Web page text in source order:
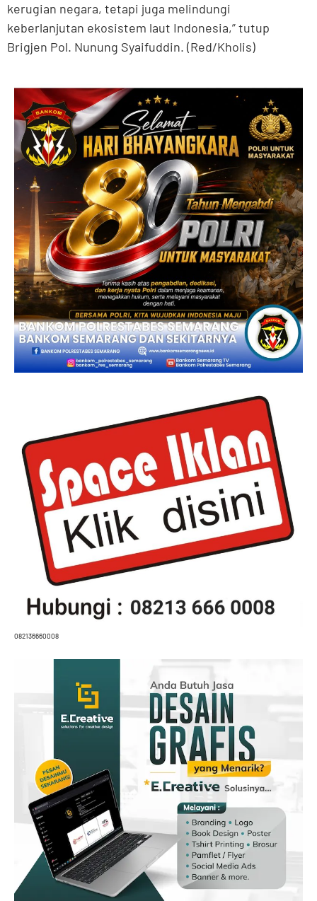
kerugian negara, tetapi juga melindungi
keberlanjutan ekosistem laut Indonesia,” tutup
Brigjen Pol. Nunung Syaifuddin. (Red/Kholis)
082136660008